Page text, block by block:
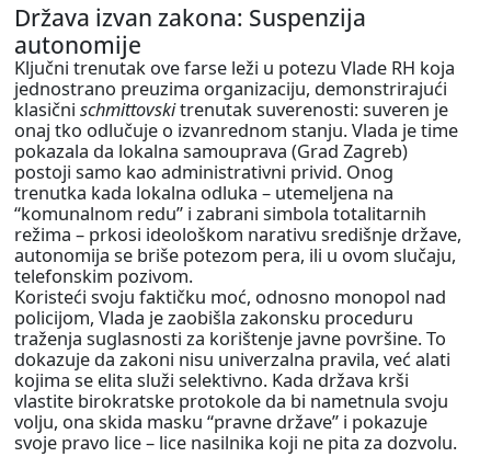
Država izvan zakona: Suspenzija
autonomije
Ključni trenutak ove farse leži u potezu Vlade RH koja
jednostrano preuzima organizaciju, demonstrirajući
klasičnischmittovskitrenutak suverenosti: suveren je
onaj tko odlučuje o izvanrednom stanju. Vlada je time
pokazala da lokalna samouprava (Grad Zagreb)
postoji samo kao administrativni privid. Onog
trenutka kada lokalna odluka – utemeljena na
“komunalnom redu” i zabrani simbola totalitarnih
režima – prkosi ideološkom narativu središnje države,
autonomija se briše potezom pera, ili u ovom slučaju,
telefonskim pozivom.
Koristeći svoju faktičku moć, odnosno monopol nad
policijom, Vlada je zaobišla zakonsku proceduru
traženja suglasnosti za korištenje javne površine. To
dokazuje da zakoni nisu univerzalna pravila, već alati
kojima se elita služi selektivno. Kada država krši
vlastite birokratske protokole da bi nametnula svoju
volju, ona skida masku “pravne države” i pokazuje
svoje pravo lice – lice nasilnika koji ne pita za dozvolu.